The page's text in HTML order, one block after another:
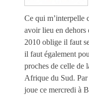
Ce qui m’interpelle
avoir lieu en dehors
2010 oblige il faut
il faut également
proches de celle de
Afrique du Sud.
joue ce mercredi à